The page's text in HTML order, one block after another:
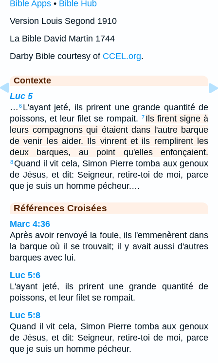
Bible Apps • Bible Hub
Version Louis Segond 1910
La Bible David Martin 1744
Darby Bible courtesy of CCEL.org.
Contexte
Luc 5
… 6 L'ayant jeté, ils prirent une grande quantité de
poissons, et leur filet se rompait.
7 Ils firent signe à
leurs compagnons qui étaient dans l'autre barque
de venir les aider. Ils vinrent et ils remplirent les
deux barques, au point qu'elles enfonçaient.
8Quand il vit cela, Simon Pierre tomba aux genoux
de Jésus, et dit: Seigneur, retire-toi de moi, parce
que je suis un homme pécheur.…
Références Croisées
Marc 4:36
Après avoir renvoyé la foule, ils l'emmenèrent dans
la barque où il se trouvait; il y avait aussi d'autres
barques avec lui.
Luc 5:6
L'ayant jeté, ils prirent une grande quantité de
poissons, et leur filet se rompait.
Luc 5:8
Quand il vit cela, Simon Pierre tomba aux genoux
de Jésus, et dit: Seigneur, retire-toi de moi, parce
que je suis un homme pécheur.